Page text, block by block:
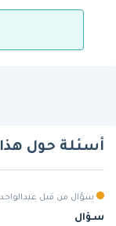
أسئلة حول هذا
سؤال من قبل عبدالواحد on 09/09/2022
سـؤال